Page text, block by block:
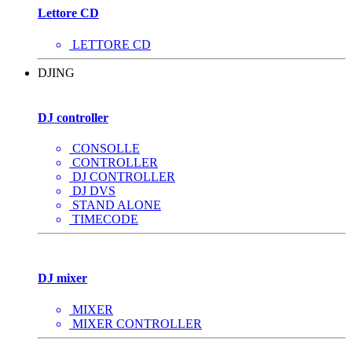
Lettore CD
LETTORE CD
DJING
DJ controller
CONSOLLE
CONTROLLER
DJ CONTROLLER
DJ DVS
STAND ALONE
TIMECODE
DJ mixer
MIXER
MIXER CONTROLLER